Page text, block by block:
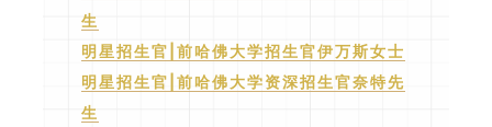
生
明星招生官|前哈佛大学招生官伊万斯女士
明星招生官|前哈佛大学资深招生官奈特先
生